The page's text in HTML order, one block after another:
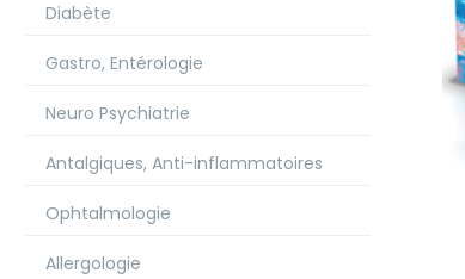
Diabète
Gastro, Entérologie
Neuro Psychiatrie
Antalgiques, Anti-inflammatoires
Ophtalmologie
Allergologie